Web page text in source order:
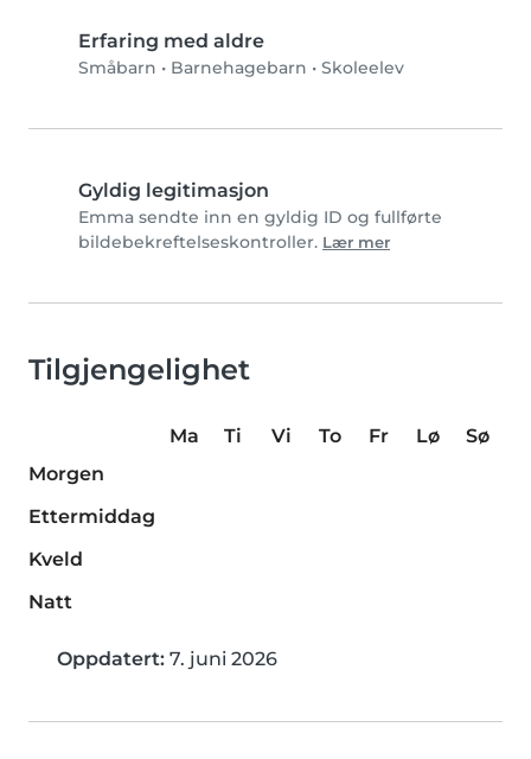
Erfaring med aldre
Småbarn • Barnehagebarn • Skoleelev
Gyldig legitimasjon
Emma sendte inn en gyldig ID og fullførte
bildebekreftelseskontroller. Lær mer
Tilgjengelighet
Ma Ti Vi To Fr Lø
Sø
Morgen
Ettermiddag
Kveld
Natt
Oppdatert: 7. juni 2026